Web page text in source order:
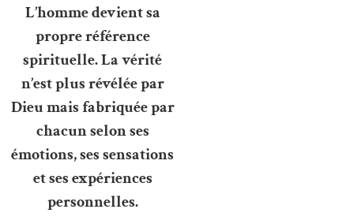
L’homme devient sa
propre référence
spirituelle. La vérité
n’est plus révélée par
Dieu mais fabriquée par
chacun selon ses
émotions, ses sensations
et ses expériences
personnelles.